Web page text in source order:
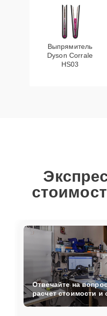
Выпрямитель
Dyson Corrale
HS03
Отвечайте на
расчет стоимости и